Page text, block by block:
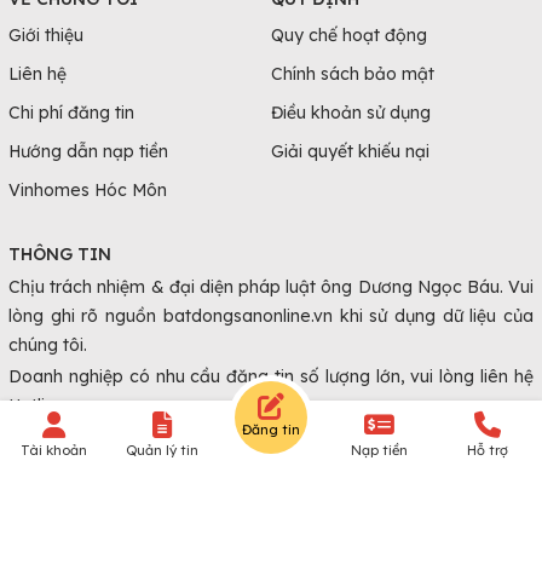
Giới thiệu
Liên hệ
Chi phí đăng tin
Hướng dẫn nạp tiền
Vinhomes Hóc Môn
Quy chế hoạt động
Chính sách bảo mật
Điều khoản sử dụng
Giải quyết khiếu nại
THÔNG TIN
Chịu trách nhiệm & đại diện pháp luật ông Dương Ngọc Báu. Vui
lòng ghi rõ nguồn batdongsanonline.vn khi sử dụng dữ liệu của
chúng tôi.
Doanh nghiệp có nhu cầu đăng tin số lượng lớn, vui lòng liên hệ
Hotline.
Tài khoản Quản lý tin
Đăng tin
Nạp tiền
Hỗ trợ